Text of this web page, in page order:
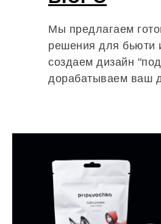
Мы предлагаем
решения для бьюти
создаем дизайн
дорабатываем ваш